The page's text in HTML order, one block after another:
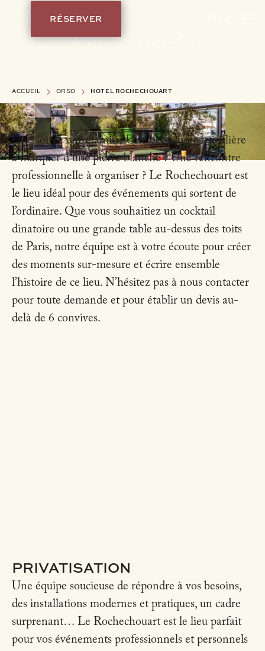
RÉSERVER
Événements
ACCUEIL ORSO HÔTEL ROCHECHOUART
Une soirée entre amis ? Une occasion particulière
à marquer d’une pierre blanche ? Une rencontre
professionnelle à organiser ? Le Rochechouart est
le lieu idéal pour des événements qui sortent de
l’ordinaire. Que vous souhaitiez un cocktail
dinatoire ou une grande table au-dessus des toits
de Paris, notre équipe est à votre écoute pour créer
des moments sur-mesure et écrire ensemble
l’histoire de ce lieu. N’hésitez pas à nous contacter
pour toute demande et pour établir un devis au-
delà de 6 convives.
PRIVATISATION
Une équipe soucieuse de répondre à vos besoins,
des installations modernes et pratiques, un cadre
surprenant… Le Rochechouart est le lieu parfait
pour vos événements professionnels et personnels